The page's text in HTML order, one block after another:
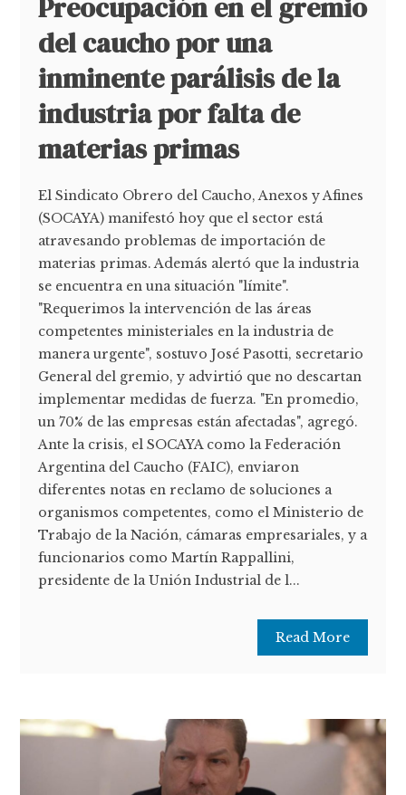
Preocupación en el gremio
del caucho por una
inminente parálisis de la
industria por falta de
materias primas
El Sindicato Obrero del Caucho, Anexos y Afines
(SOCAYA) manifestó hoy que el sector está
atravesando problemas de importación de
materias primas. Además alertó que la industria
se encuentra en una situación "límite".
"Requerimos la intervención de las áreas
competentes ministeriales en la industria de
manera urgente", sostuvo José Pasotti, secretario
General del gremio, y advirtió que no descartan
implementar medidas de fuerza. "En promedio,
un 70% de las empresas están afectadas", agregó.
Ante la crisis, el SOCAYA como la Federación
Argentina del Caucho (FAIC), enviaron
diferentes notas en reclamo de soluciones a
organismos competentes, como el Ministerio de
Trabajo de la Nación, cámaras empresariales, y a
funcionarios como Martín Rappallini,
presidente de la Unión Industrial de l...
Read More